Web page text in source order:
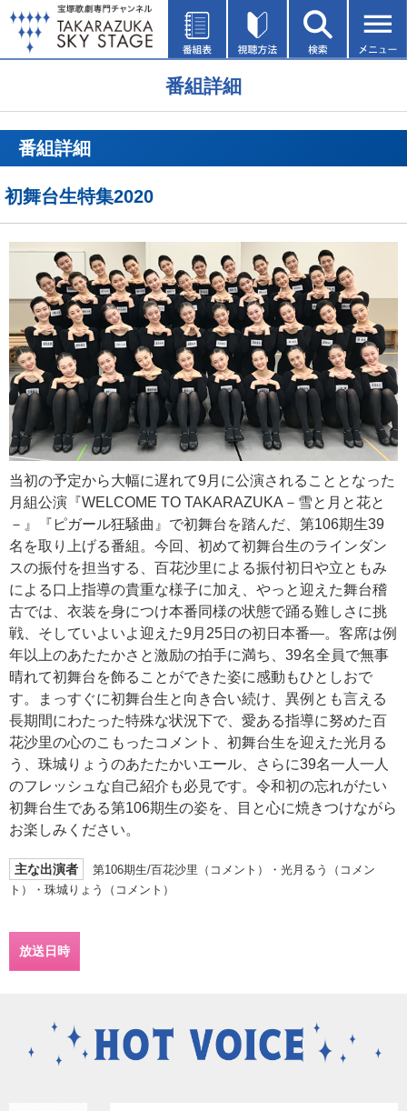
番組詳細
番組詳細
初舞台生特集2020
当初の予定から大幅に遅れて9月に公演されることとなった
月組公演『WELCOME TO TAKARAZUKA－雪と月と花と
－』『ピガール狂騒曲』で初舞台を踏んだ、第106期生39
名を取り上げる番組。今回、初めて初舞台生のラインダン
スの振付を担当する、百花沙里による振付初日や立ともみ
による口上指導の貴重な様子に加え、やっと迎えた舞台稽
古では、衣装を身につけ本番同様の状態で踊る難しさに挑
戦、そしていよいよ迎えた9月25日の初日本番―。客席は例
年以上のあたたかさと激励の拍手に満ち、39名全員で無事
晴れて初舞台を飾ることができた姿に感動もひとしおで
す。まっすぐに初舞台生と向き合い続け、異例とも言える
長期間にわたった特殊な状況下で、愛ある指導に努めた百
花沙里の心のこもったコメント、初舞台生を迎えた光月る
う、珠城りょうのあたたかいエール、さらに39名一人一人
のフレッシュな自己紹介も必見です。令和初の忘れがたい
初舞台生である第106期生の姿を、目と心に焼きつけながら
お楽しみください。
主な出演者
第106期生/百花沙里（コメント）・光月るう（コメン
ト）・珠城りょう（コメント）
放送日時